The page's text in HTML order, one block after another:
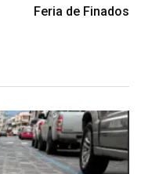
Feria de Finados